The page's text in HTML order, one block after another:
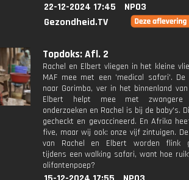
22-12-2024 17:45
NPO3
Gezondheid.TV
Topdoks: Afl. 2
Rachel en Elbert vliegen in het kleine
MAF mee met een 'medical safari'.
naar Gorimba, ver in het binnenland van
Elbert helpt mee met zwangere
onderzoeken en Rachel is bij de baby's.
gecheckt en gevaccineerd. En Afrika
five, maar wij ook: onze vijf zintuigen.
van Rachel en Elbert worden flink
tijdens een walking safari, want hoe
olifantenpoep?